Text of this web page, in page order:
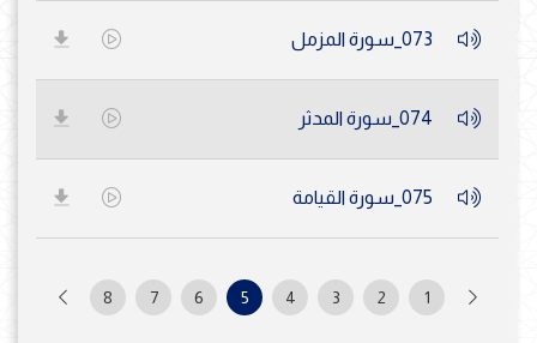
073_سورة المزمل
074_سورة المدثر
075_سورة القيامة
1
2
3
4
5
6
7
8